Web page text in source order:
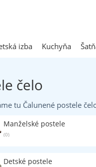
izba Kuchyňa
čelo
tu Čalunené postele
Manželské postele
(0)
Detské postele